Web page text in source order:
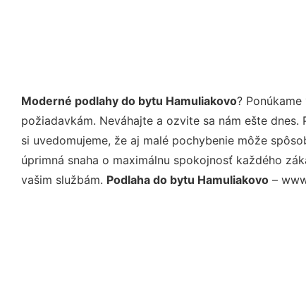
Moderné podlahy do bytu Hamuliakovo?
požiadavkám. Neváhajte a ozvite sa nám ešte
si uvedomujeme, že aj malé pochybenie môže
úprimná snaha o maximálnu spokojnosť každého
vašim službám. Podlaha do bytu Hamuliakovo –